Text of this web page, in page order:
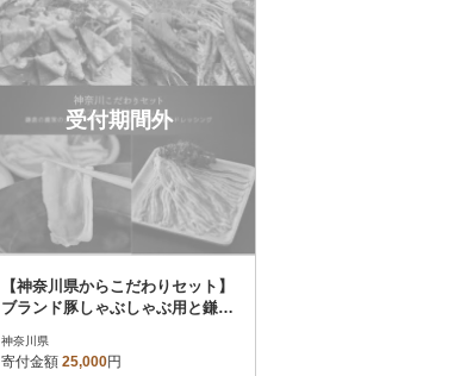
受付期間外
【神奈川県からこだわりセット】
ブランド豚しゃぶしゃぶ用と鎌倉
配送】
神奈川県
寄付金額 25,000円